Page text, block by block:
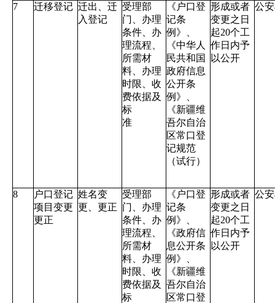
7 迁移登记 迁出、迁
入登记
受理部
门、办理
条件、办
理流程、
所需材
料、办理
时限、收
费依据及
标
准
《户口登
记条
例》、
《中华人
民共和国
政府信息
公开条
例》、
《新疆维
吾尔自治
区常口登
记规范
（试行）
形成或者
变更之日
起20个工
作日内予
以公开
公
8
户口登记
项目变更
更正
姓名变
更、更正
受理部
门、办理
条件、办
理流程、
所需材
料、办理
时限、收
费依据及
标
《户口登
记条
例》、
《政府信
息公开条
例》、
《新疆维
吾尔自治
区常口登
形成或者
变更之日
起20个工
作日内予
以公开
公